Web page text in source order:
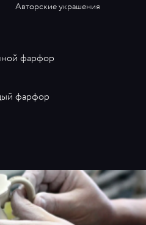
Авторские украшения
фарфор
фарфор